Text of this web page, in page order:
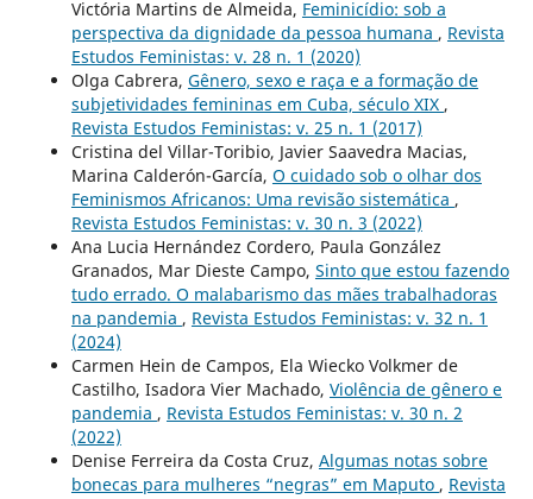
Victória Martins de Almeida, Feminicídio: sob a
perspectiva da dignidade da pessoa humana , Revista
Estudos Feministas: v. 28 n. 1 (2020)
Olga Cabrera, Gênero, sexo e raça e a formação de
subjetividades femininas em Cuba, século XIX ,
Revista Estudos Feministas: v. 25 n. 1 (2017)
Cristina del Villar-Toribio, Javier Saavedra Macias,
Marina Calderón-García, O cuidado sob o olhar dos
Feminismos Africanos: Uma revisão sistemática ,
Revista Estudos Feministas: v. 30 n. 3 (2022)
Ana Lucia Hernández Cordero, Paula González
Granados, Mar Dieste Campo, Sinto que estou fazendo
tudo errado. O malabarismo das mães trabalhadoras
na pandemia , Revista Estudos Feministas: v. 32 n. 1
(2024)
Carmen Hein de Campos, Ela Wiecko Volkmer de
Castilho, Isadora Vier Machado, Violência de gênero e
pandemia , Revista Estudos Feministas: v. 30 n. 2
(2022)
Denise Ferreira da Costa Cruz, Algumas notas sobre
bonecas para mulheres “negras” em Maputo , Revista